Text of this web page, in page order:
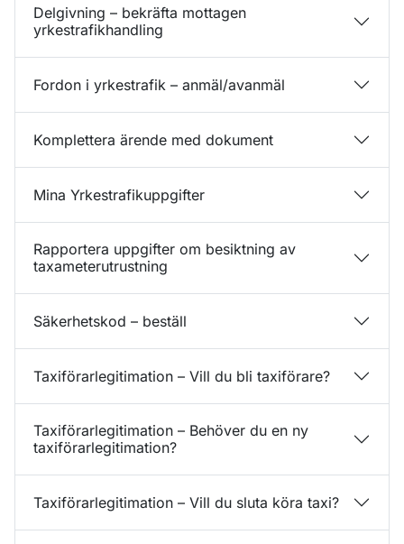
Delgivning – bekräfta mottagen
yrkestrafikhandling
Fordon i yrkestrafik – anmäl/avanmäl
Komplettera ärende med dokument
Mina Yrkestrafikuppgifter
Rapportera uppgifter om besiktning av
taxameterutrustning
Säkerhetskod – beställ
Taxiförarlegitimation – Vill du bli taxiförare?
Taxiförarlegitimation – Behöver du en ny
taxiförarlegitimation?
Taxiförarlegitimation – Vill du sluta köra taxi?